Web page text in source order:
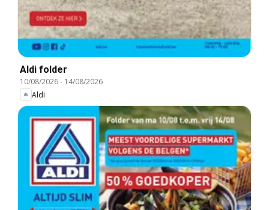
Aldi folder
10/08/2026- 14/08/2026
Aldi